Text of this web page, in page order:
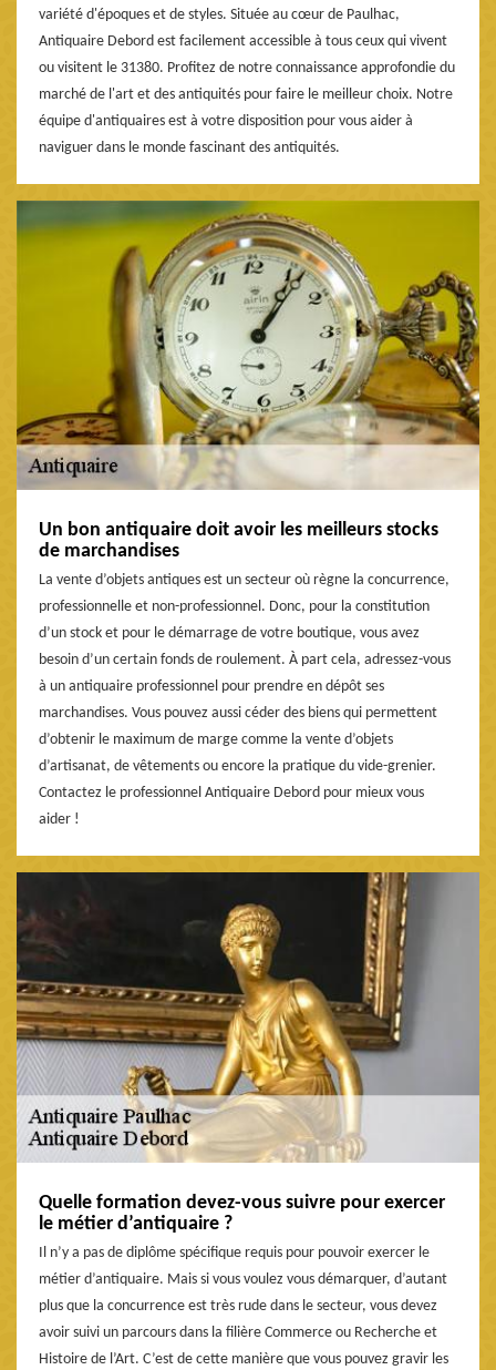
variété d'époques et de styles. Située au cœur de Paulhac,
Antiquaire Debord est facilement accessible à tous ceux qui vivent
ou visitent le 31380. Profitez de notre connaissance approfondie du
marché de l'art et des antiquités pour faire le meilleur choix. Notre
équipe d'antiquaires est à votre disposition pour vous aider à
naviguer dans le monde fascinant des antiquités.
Un bon antiquaire doit avoir les meilleurs stocks
de marchandises
La vente d’objets antiques est un secteur où règne la concurrence,
professionnelle et non-professionnel. Donc, pour la constitution
d’un stock et pour le démarrage de votre boutique, vous avez
besoin d’un certain fonds de roulement. À part cela, adressez-vous
à un antiquaire professionnel pour prendre en dépôt ses
marchandises. Vous pouvez aussi céder des biens qui permettent
d’obtenir le maximum de marge comme la vente d’objets
d’artisanat, de vêtements ou encore la pratique du vide-grenier.
Contactez le professionnel Antiquaire Debord pour mieux vous
aider !
Quelle formation devez-vous suivre pour exercer
le métier d’antiquaire ?
Il n’y a pas de diplôme spécifique requis pour pouvoir exercer le
métier d’antiquaire. Mais si vous voulez vous démarquer, d’autant
plus que la concurrence est très rude dans le secteur, vous devez
avoir suivi un parcours dans la filière Commerce ou Recherche et
Histoire de l’Art. C’est de cette manière que vous pouvez gravir les